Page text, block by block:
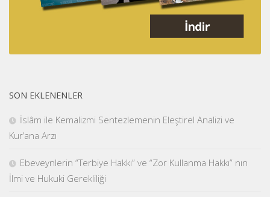
SON EKLENENLER
İslâm ile Kemalizmi Sentezlemenin Eleştirel Analizi ve
Kur’ana Arzı
Ebeveynlerin “Terbiye Hakkı” ve “Zor Kullanma Hakkı” nın
İlmi ve Hukuki Gerekliliği